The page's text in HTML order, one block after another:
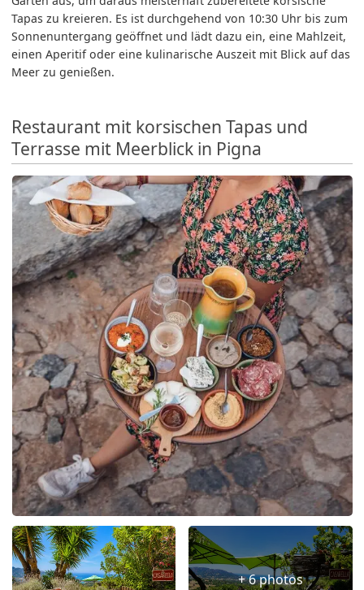
Tapas zu kreieren. Es ist durchgehend von 10:30 Uhr bis zum
Sonnenuntergang geöffnet und lädt dazu ein, eine Mahlzeit,
einen Aperitif oder eine kulinarische Auszeit mit Blick auf das
Meer zu genießen.
Restaurant mit korsischen Tapas und
Terrasse mit Meerblick in Pigna
+ 6 photos